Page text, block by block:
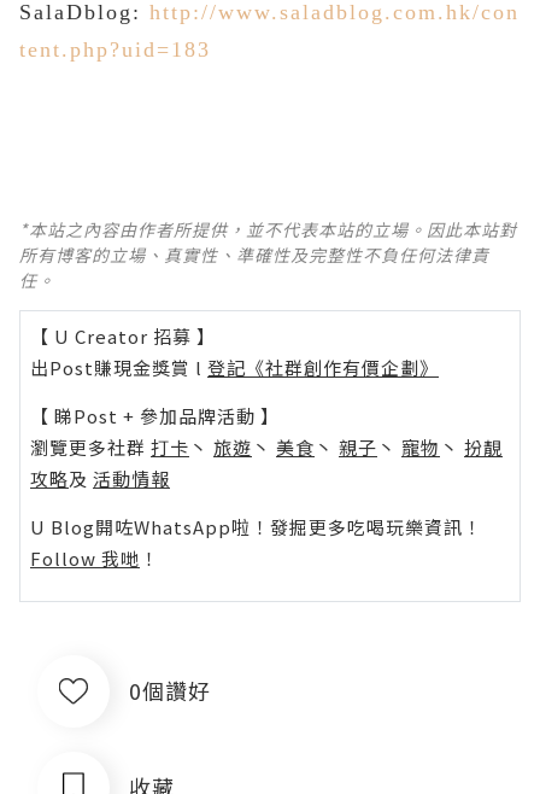
SalaDblog: http://www.saladblog.com.hk/con
tent.php?uid=183
*本站之內容由作者所提供，並不代表本站的立場。因此本站對
所有博客的立場、真實性、準確性及完整性不負任何法律責
任。
【 U Creator 招募 】
出Post賺現金獎賞 l 登記《社群創作有價企劃》
【 睇Post + 參加品牌活動 】
瀏覽更多社群 打卡 丶 旅遊 丶 美食 丶 親子 丶 寵物 丶 扮靚
攻略及 活動情報
U Blog開咗WhatsApp啦！發掘更多吃喝玩樂資訊！
Follow 我哋 ！
0個讚好
收藏